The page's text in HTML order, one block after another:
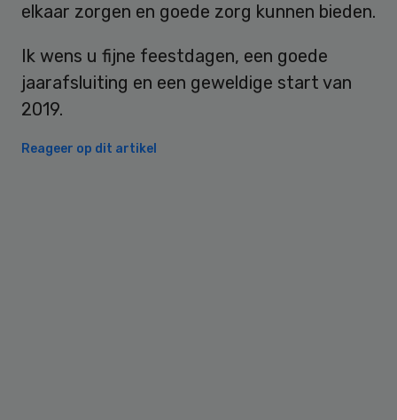
elkaar zorgen en goede zorg kunnen bieden.
Ik wens u fijne feestdagen, een goede
jaarafsluiting en een geweldige start van
2019.
Reageer op dit artikel